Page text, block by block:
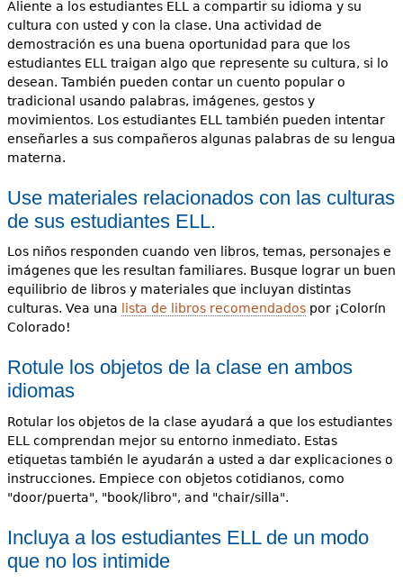
Aliente a los estudiantes ELL a compartir su idioma y su
cultura con usted y con la clase. Una actividad de
demostración es una buena oportunidad para que los
estudiantes ELL traigan algo que represente su cultura, si lo
desean. También pueden contar un cuento popular o
tradicional usando palabras, imágenes, gestos y
movimientos. Los estudiantes ELL también pueden intentar
enseñarles a sus compañeros algunas palabras de su lengua
materna.
Use materiales relacionados con las culturas
de sus estudiantes ELL.
Los niños responden cuando ven libros, temas, personajes e
imágenes que les resultan familiares. Busque lograr un buen
equilibrio de libros y materiales que incluyan distintas
culturas. Vea una
lista de libros recomendadospor ¡Colorín
Colorado!
Rotule los objetos de la clase en ambos
idiomas
Rotular los objetos de la clase ayudará a que los estudiantes
ELL comprendan mejor su entorno inmediato. Estas
etiquetas también le ayudarán a usted a dar explicaciones o
instrucciones. Empiece con objetos cotidianos, como
"door/puerta", "book/libro", and "chair/silla".
Incluya a los estudiantes ELL de un modo
que no los intimide